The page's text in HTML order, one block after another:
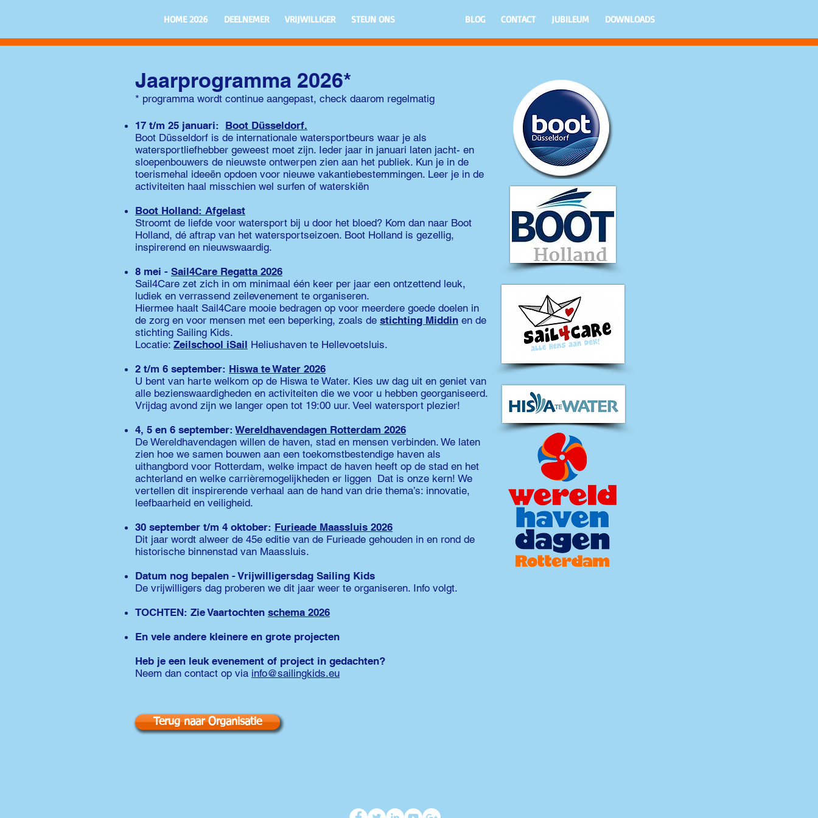
HOME 2026 DEELNEMER VRIJWILLIGER STEUN ONS BLOG CONTACT JUBILEUM DOWNLOADS
Jaarprogramma 2026*
* programma wordt continue aangepast, check daarom regelmatig
17 t/m 25 januari: Boot Düsseldorf.
Boot Düsseldorf is de internationale watersportbeurs waar je als
watersportliefhebber geweest moet zijn. Ieder jaar in januari laten jacht- en
sloepenbouwers de nieuwste ontwerpen zien aan het publiek. Kun je in de
toerismehal ideeën opdoen voor nieuwe vakantiebestemmingen. Leer je in de
activiteiten haal misschien wel surfen of waterskiën
Boot Holland: Afgelast
Stroomt de liefde voor watersport bij u door het bloed? Kom dan naar Boot
Holland, dé aftrap van het watersportseizoen. Boot Holland is gezellig,
inspirerend en nieuwswaardig.
8 mei - Sail4Care Regatta 2026
Sail4Care zet zich in om minimaal één keer per jaar een ontzettend leuk,
ludiek en verrassend zeilevenement te organiseren.
Hiermee haalt Sail4Care mooie bedragen op voor meerdere goede doelen in
de zorg en voor mensen met een beperking, zoals de stichting Middin en de
stichting Sailing Kids.
Locatie: Zeilschool iSail Heliushaven te Hellevoetsluis.
2 t/m 6 september: Hiswa te Water 2026
U bent van harte welkom op de Hiswa te Water. Kies uw dag uit en geniet van
alle bezienswaardigheden en activiteiten die we voor u hebben georganiseerd.
Vrijdag avond zijn we langer open tot 19:00 uur. Veel watersport plezier!
4, 5 en 6 september:Wereldhavendagen Rotterdam 2026
De Wereldhavendagen willen de haven, stad en mensen verbinden. We laten
zien hoe we samen bouwen aan een toekomstbestendige haven als
uithangbord voor Rotterdam, welke impact de haven heeft op de stad en het
achterland en welke carrièremogelijkheden er liggen Dat is onze kern! We
vertellen dit inspirerende verhaal aan de hand van drie thema’s: innovatie,
leefbaarheid en veiligheid.
30 september t/m 4 oktober: Furieade Maassluis 2026
Dit jaar wordt alweer de 45e editie van de Furieade gehouden in en rond de
historische binnenstad van Maassluis.
Datum nog bepalen - Vrijwilligersdag Sailing Kids
De vrijwilligers dag proberen we dit jaar weer te organiseren. Info volgt.
TOCHTEN: Zie Vaartochten schema 2026
En vele andere kleinere en grote projecten
Heb je een leuk evenement of project in gedachten?
Neem dan contact op via info@sailingkids.eu
Terug naar Organisatie